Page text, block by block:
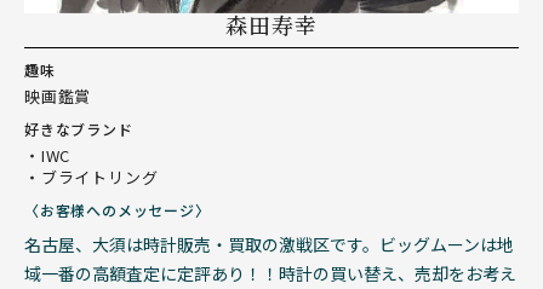
森田寿幸
趣味
映画鑑賞
好きなブランド
・IWC
・ブライトリング
〈お客様へのメッセージ〉
名古屋、大須は時計販売・買取の激戦区です。ビッグムーンは地
域一番の高額査定に定評あり！！時計の買い替え、売却をお考え